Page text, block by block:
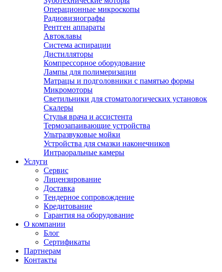
Операционные микроскопы
Радиовизиографы
Рентген аппараты
Автоклавы
Система аспирации
Дистилляторы
Компрессорное оборудование
Лампы для полимеризации
Матрацы и подголовники с памятью формы
Микромоторы
Светильники для стоматологических установок
Скалеры
Стулья врача и ассистента
Термозапаивающие устройства
Ультразвуковые мойки
Устройства для смазки наконечников
Интраоральные камеры
Услуги
Сервис
Лицензирование
Доставка
Тендерное сопровождение
Кредитование
Гарантия на оборудование
О компании
Блог
Сертификаты
Партнерам
Контакты